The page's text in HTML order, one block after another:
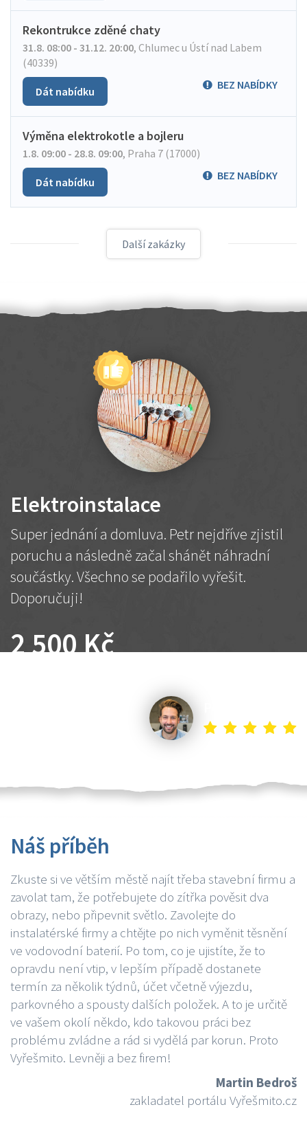
Rekontrukce zděné chaty
31.8. 08:00 - 31.12. 20:00, Chlumec u Ústí nad Labem
(40339)
BEZ NABÍDKY
Dát nabídku
Výměna elektrokotle a bojleru
1.8. 09:00 - 28.8. 09:00, Praha 7 (17000)
BEZ NABÍDKY
Dát nabídku
Další zakázky
Elektroinstalace
Super jednání a domluva. Petr nejdříve zjistil
poruchu a následně začal shánět náhradní
součástky. Všechno se podařilo vyřešit.
Doporučuji!
2 500 Kč
Náš příběh
Zkuste si ve větším městě najít třeba stavební firmu a
zavolat tam, že potřebujete do zítřka pověsit dva
obrazy, nebo připevnit světlo. Zavolejte do
instalatérské firmy a chtějte po nich vyměnit těsnění
ve vodovodní baterií. Po tom, co je ujistíte, že to
opravdu není vtip, v lepším případě dostanete
termín za několik týdnů, účet včetně výjezdu,
parkovného a spousty dalších položek. A to je určitě
ve vašem okolí někdo, kdo takovou práci bez
problému zvládne a rád si vydělá par korun. Proto
Vyřešmito. Levněji a bez firem!
Martin Bedroš
zakladatel portálu Vyřešmito.cz